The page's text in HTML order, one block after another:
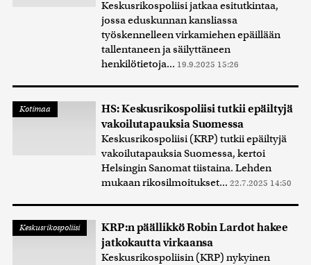
Keskusrikospoliisi jatkaa esitutkintaa,
jossa eduskunnan kansliassa
työskennelleen virkamiehen epäillään
tallentaneen ja säilyttäneen
henkilötietoja... 19.9.2025 15:26
Kotimaa
HS: Keskusrikospoliisi tutkii epäiltyjä
vakoilutapauksia Suomessa
Keskusrikospoliisi (KRP) tutkii epäiltyjä
vakoilutapauksia Suomessa, kertoi
Helsingin Sanomat tiistaina. Lehden
mukaan rikosilmoitukset... 22.7.2025 14:50
Keskusrikospoliisi
KRP:n päällikkö Robin Lardot hakee
jatkokautta virkaansa
Keskusrikospoliisin (KRP) nykyinen